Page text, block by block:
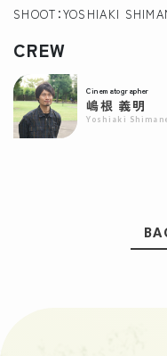
SHOOT：YOSHIAKI
CREW
Cinematographer
嶋根 義明
Yoshiaki